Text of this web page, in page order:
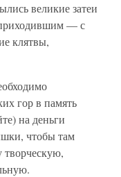
великие затеи
— с
клятвы,
гор в память
на деньги
чтобы там
творческую,